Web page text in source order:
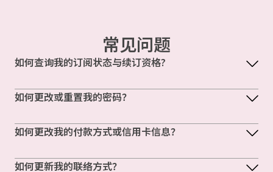
常见问题
如何查询我的订阅状态与续订资格?
如何更改或重置我的密码？
如何更改我的付款方式或信用卡信息？
如何更新我的联络方式？